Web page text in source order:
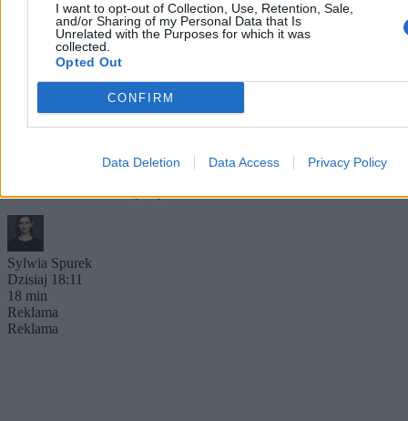
I want to opt-out of Collection, Use, Retention, Sale,
and/or Sharing of my Personal Data that Is
Unrelated with the Purposes for which it was
collected.
Opted Out
CONFIRM
Data Deletion Data Access Privacy Policy
Kto się boi małżeństwa dwóch mężczyzn (albo
małżeństwa dwóch kobiet)?
Komu szkodzi to, że państwo uzna więź, która już istnieje: prawną,
nazwie rzeczy po imieniu: małżeństwo – dwie osoby, wspólne
Sylwia Spurek
Dzisiaj 18:11
18 min
Reklama
Reklama